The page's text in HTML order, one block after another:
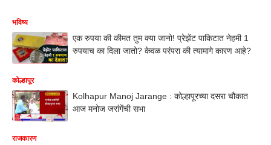
भविष्य
एक रुपया की कीमत तुम क्या जानो! प्रेझेंट पाकिटात नेहमी 1
रुपयाच का दिला जातो? केवळ परंपरा की त्यामागे कारण आहे?
कोल्हापूर
Kolhapur Manoj Jarange : कोल्हापूरच्या दसरा चौकात
आज मनोज जरांगेंची सभा
राजकारण